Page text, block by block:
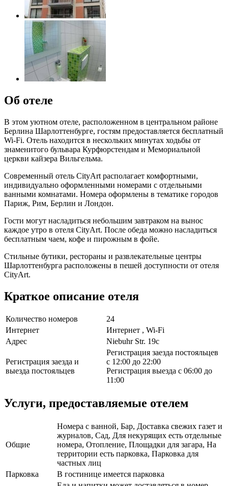
Об отеле
В этом уютном отеле, расположенном в центральном районе
Берлина Шарлоттенбурге, гостям предоставляется бесплатный
Wi-Fi. Отель находится в нескольких минутах ходьбы от
знаменитого бульвара Курфюрстендам и Мемориальной
церкви кайзера Вильгельма.
Современный отель CityArt располагает комфортными,
индивидуально оформленными номерами с отдельными
ванными комнатами. Номера оформлены в тематике городов
Париж, Рим, Берлин и Лондон.
Гости могут насладиться небольшим завтраком на вынос
каждое утро в отеля CityArt. После обеда можно насладиться
бесплатным чаем, кофе и пирожным в фойе.
Стильные бутики, рестораны и развлекательные центры
Шарлоттенбурга расположены в пешей доступности от отеля
CityArt.
Краткое описание отеля
Количество номеров
24
Интернет
Интернет , Wi-Fi
Адрес
Niebuhr Str. 19c
Регистрация заезда и
выезда постояльцев
Регистрация заезда постояльцев
с 12:00 до 22:00
Регистрация выезда с 06:00 до
11:00
Услуги, предоставляемые отелем
Общие
Номера с ванной, Бар, Доставка свежих газет и
журналов, Сад, Для некурящих есть отдельные
номера, Отопление, Площадки для загара, На
территории есть парковка, Парковка для
частных лиц
Парковка
В гостинице имеется парковка